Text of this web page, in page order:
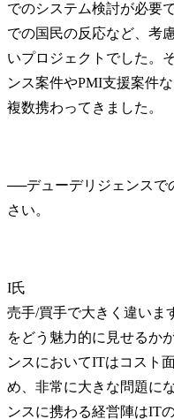
でのシステム検討が必要
での国民の反応など、考
いプロジェクトでした。
ンス案件やPMI支援案件
複数携わってきました。
──デューデリジェンスで
I氏
売手/買手で大きく違いま
をどう魅力的に見せるか
ンスにおいてITはコスト
め、非常に大きな問題に
ンスに携わる経営陣はIT